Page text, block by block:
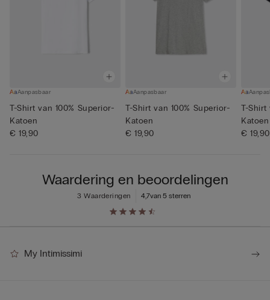
Aanpasbaar
T-Shirt van 100% Superior-
Katoen
€ 19,90
Aanpasbaar
T-Shirt van 100% Superior-
Katoen
€ 19,90
T-Shirt
Katoen
€ 19,90
Waardering en beoordelingen
4,7van 5 sterren
3 Waarderingen
My Intimissimi